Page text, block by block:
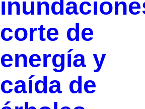
corte de
energía y
caída de